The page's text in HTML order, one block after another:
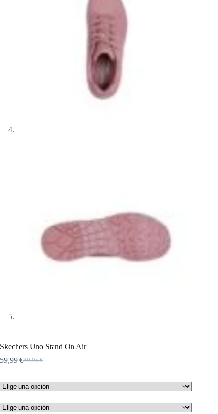
Skechers Uno Stand On Air
89,95€
El
original
era:
59,99 €El
actual
es: